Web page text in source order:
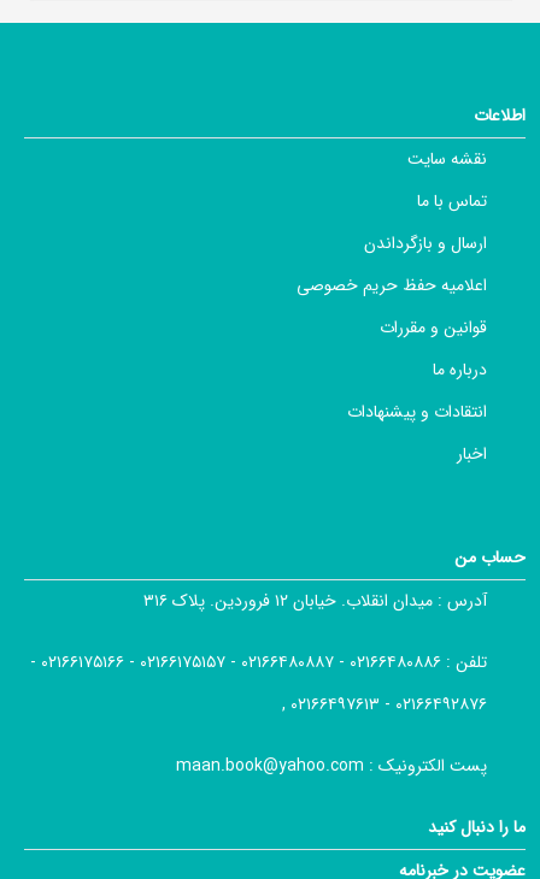
اطلاعات
نقشه سایت
تماس با ما
ارسال و بازگرداندن
اعلامیه حفظ حریم خصوصی
قوانین و مقررات
درباره ما
انتقادات و پیشنهادات
اخبار
حساب من
آدرس : میدان انقلاب. خیابان ۱۲ فروردین. پلاک ۳۱۶
تلفن :
۰۲۱۶۶۴۸۰۸۸۶ - ۰۲۱۶۶۴۸۰۸۸۷ - ۰۲۱۶۶۱۷۵۱۵۷ - ۰۲۱۶۶۱۷۵۱۶۶ -
۰۲۱۶۶۴۹۲۸۷۶ - ۰۲۱۶۶۴۹۷۶۱۳ ,
پست الکترونیک : maan.book@yahoo.com
ما را دنبال کنید
عضویت در خبرنامه